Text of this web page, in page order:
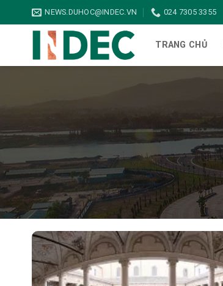
qua
NEWS.DUHOC@INDEC.VN 024 7305 3355
TRANG CHỦ